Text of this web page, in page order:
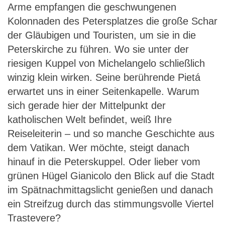
Arme empfangen die geschwungenen
Kolonnaden des Petersplatzes die große Schar
der Gläubigen und Touristen, um sie in die
Peterskirche zu führen. Wo sie unter der
riesigen Kuppel von Michelangelo schließlich
winzig klein wirken. Seine berührende Pietá
erwartet uns in einer Seitenkapelle. Warum
sich gerade hier der Mittelpunkt der
katholischen Welt befindet, weiß Ihre
Reiseleiterin – und so manche Geschichte aus
dem Vatikan. Wer möchte, steigt danach
hinauf in die Peterskuppel. Oder lieber vom
grünen Hügel Gianicolo den Blick auf die Stadt
im Spätnachmittagslicht genießen und danach
ein Streifzug durch das stimmungsvolle Viertel
Trastevere?